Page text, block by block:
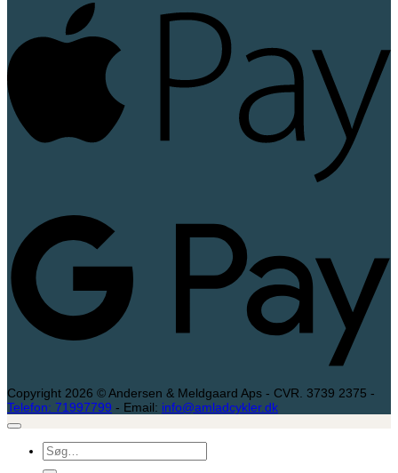
Copyright 2026 © Andersen & Meldgaard Aps - CVR. 3739 2375 -
Telefon: 71997799 - Email: info@amladcykler.dk
Søg
efter: